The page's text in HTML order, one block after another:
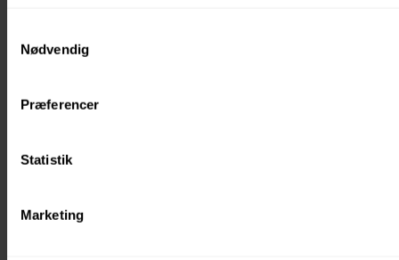
Nødvendig
Præferencer
Statistik
Marketing